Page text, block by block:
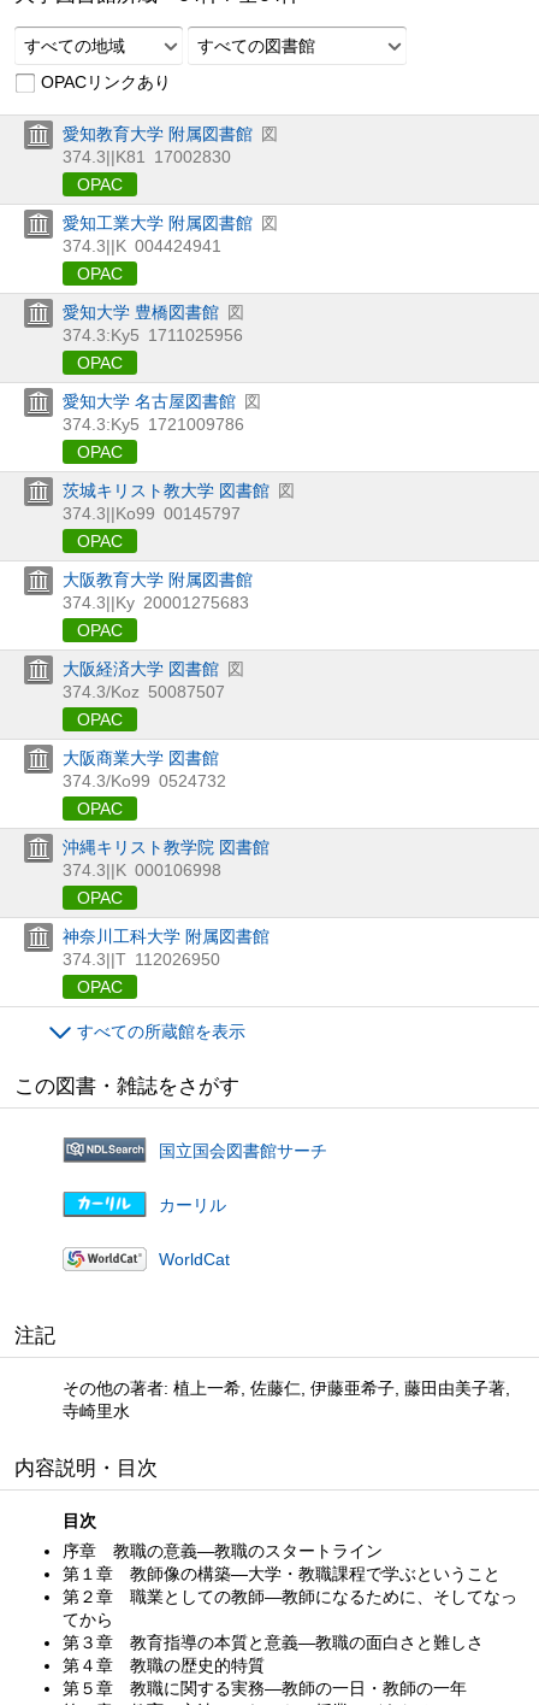
すべての地域
すべての図書館
OPACリンクあり
愛知教育大学 附属図書館 図
374.3||K81
17002830
OPAC
愛知工業大学 附属図書館 図
374.3||K 004424941
OPAC
愛知大学 豊橋図書館 図
374.3:Ky5 1711025956
OPAC
愛知大学 名古屋図書館 図
374.3:Ky5 1721009786
OPAC
茨城キリスト教大学 図書館 図
374.3||Ko99 00145797
OPAC
大阪教育大学 附属図書館
374.3||Ky 20001275683
OPAC
大阪経済大学 図書館 図
374.3/Koz 50087507
OPAC
大阪商業大学 図書館
374.3/Ko99 0524732
OPAC
沖縄キリスト教学院 図書館
374.3||K 000106998
OPAC
神奈川工科大学 附属図書館
374.3||T 112026950
OPAC
すべての所蔵館を表示
この図書・雑誌をさがす
国立国会図書館サーチ
カーリル
WorldCat
注記
その他の著者: 植上一希, 佐藤仁, 伊藤亜希子, 藤田由美子著,
寺崎里水
内容説明・目次
目次
序章 教職の意義—教職のスタートライン
第１章 教師像の構築—大学・教職課程で学ぶということ
第２章 職業としての教師—教師になるために、そしてなっ
てから
第３章 教育指導の本質と意義—教職の面白さと難しさ
第４章 教職の歴史的特質
第５章 教職に関する実務—教師の一日・教師の一年